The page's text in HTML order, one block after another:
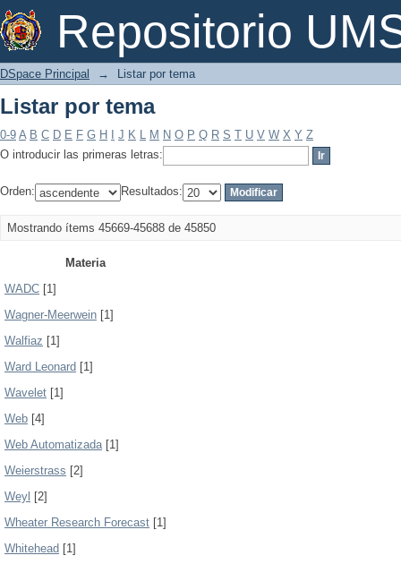
Repositorio
Listar por tema
DSpace Principal → Listar por tema
Listar por tema
0-9 A B C D E F G H J K L M N O P Q R S T U V W X Y Z
O introducir las primeras letras:
Orden: Resultados:
Mostrando ítems 45669-45688 de 45850
Materia
WADC [1]
Wagner-Meerwein [1]
Walfiaz [1]
Ward Leonard [1]
Wavelet [1]
Web [4]
Web Automatizada[1]
Weierstrass [2]
Weyl [2]
Wheater Research Forecast [1]
Whitehead [1]